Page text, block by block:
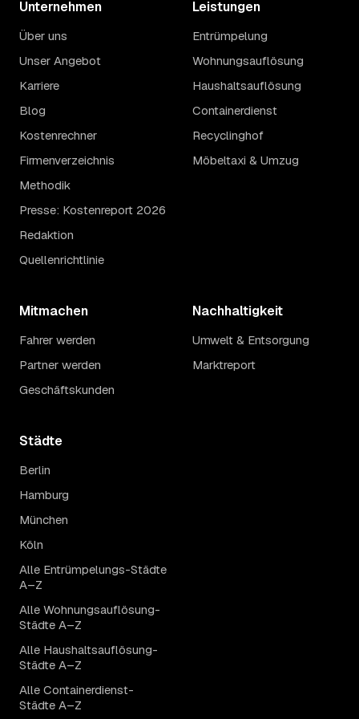
Unternehmen
Über uns
Unser Angebot
Karriere
Blog
Kostenrechner
Firmenverzeichnis
Methodik
Presse: Kostenreport 2026
Redaktion
Quellenrichtlinie
Leistungen
Entrümpelung
Wohnungsauflösung
Haushaltsauflösung
Containerdienst
Recyclinghof
Möbeltaxi & Umzug
Mitmachen
Fahrer werden
Partner werden
Geschäftskunden
Nachhaltigkeit
Umwelt & Entsorgung
Marktreport
Städte
Berlin
Hamburg
München
Köln
Alle Entrümpelungs-Städte
A–Z
Alle Wohnungsauflösung-
Städte A–Z
Alle Haushaltsauflösung-
Städte A–Z
Alle Containerdienst-
Städte A–Z